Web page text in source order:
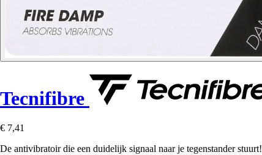
Tecnifibre
€ 7,41
De antivibratoir die een duidelijk signaal naar je tegenstander stuurt!